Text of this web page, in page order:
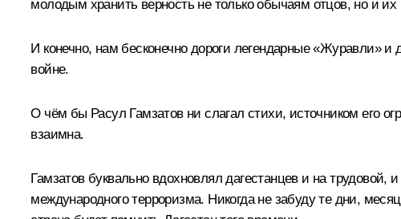
молодым хранить верность не только обычаям отцов, но и их
И конечно, нам бесконечно дороги легендарные «Журавли» и
войне.
О чём бы Расул Гамзатов ни слагал стихи, источником его
взаимна.
Гамзатов буквально вдохновлял дагестанцев и на трудовой,
международного терроризма. Никогда не забуду те дни,